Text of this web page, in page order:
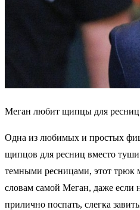
Меган любит щипцы для
Одна из любимых и простых
щипцов для ресниц вместо
темными ресницами, этот трюк
словам самой Меган, даже если
прилично поспать, слегка